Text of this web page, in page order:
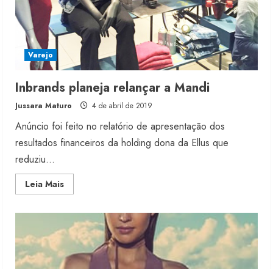
Varejo
Inbrands planeja relançar a Mandi
Jussara Maturo 4 de abril de 2019
Anúncio foi feito no relatório de apresentação dos
resultados financeiros da holding dona da Ellus que
reduziu...
Leia MaisRead
more
planeja
relançar
Mandi